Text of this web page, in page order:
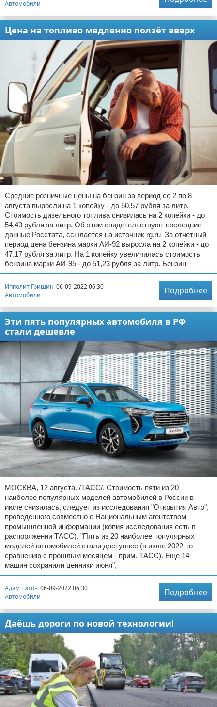
Автомобили
Цена на топливо медленно ползёт вверх
Средние розничные цены на бензин за период со 2 по 8
августа выросли на 1 копейку - до 50,57 рубля за литр.
Стоимость дизельного топлива снизилась на 2 копейки - до
54,43 рубля за литр. Об этом свидетельствуют последние
данные Росстата, ссылается на источник rg.ru За отчетный
период цена бензина марки АИ-92 выросла на 2 копейки - до
47,17 рубля за литр. На 1 копейку увеличилась стоимость
бензина марки АИ-95 - до 51,23 рубля за литр. Бензин
Ипполит Гришин 06-09-2022 06:30
Автомобили
Подробнее
Эти пять популярных автомобиля в РФ
стали дешевле
МОСКВА, 12 августа. /ТАСС/. Стоимость пяти из 20
наиболее популярных моделей автомобилей в России в
июле снизилась, следует из исследования "Открытия Авто",
проведенного совместно с Национальным агентством
промышленной информации (копия исследования есть в
распоряжении ТАСС). "Пять из 20 наиболее популярных
моделей автомобилей стали доступнее (в июле 2022 по
сравнению с прошлым месяцем - прим. ТАСС). Еще 14
машин сохранили ценники июня",
Адам Титов 06-09-2022 06:30
Автомобили
Подробнее
Даёшь дороги по новой технологии!